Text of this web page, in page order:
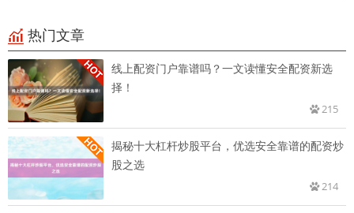
热门文章
线上配资门户靠谱吗？一文读懂安全配资新选
择！
215
揭秘十大杠杆炒股平台，优选安全靠谱的配资炒
股之选
214